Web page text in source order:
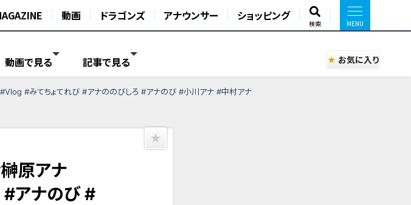
動画 ドラゴンズ アナウンサー ショッピング
検索
動画で見る 記事で見る お気に入り
#Vlog #みてちょてれび #アナののびしろ #アナのび #小川アナ #中村アナ
原アナ
#アナのび #